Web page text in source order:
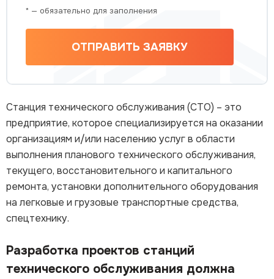
* — обязательно для заполнения
ОТПРАВИТЬ ЗАЯВКУ
Станция технического обслуживания (СТО) – это
предприятие, которое специализируется на оказании
организациям и/или населению услуг в области
выполнения планового технического обслуживания,
текущего, восстановительного и капитального
ремонта, установки дополнительного оборудования
на легковые и грузовые транспортные средства,
спецтехнику.
Разработка проектов станций
технического обслуживания должна